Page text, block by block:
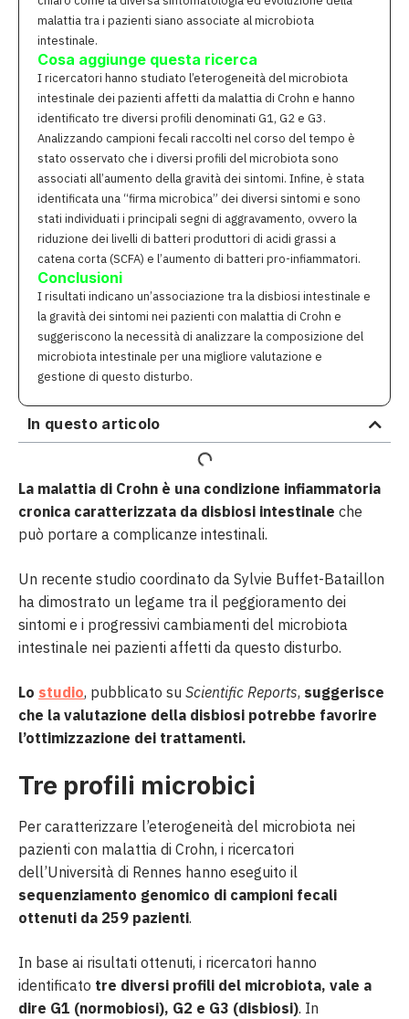
malattia tra i pazienti siano associate al microbiota
intestinale.
Cosa aggiunge questa ricerca
I ricercatori hanno studiato l’eterogeneità del microbiota
intestinale dei pazienti affetti da malattia di Crohn e hanno
identificato tre diversi profili denominati G1, G2 e G3.
Analizzando campioni fecali raccolti nel corso del tempo è
stato osservato che i diversi profili del microbiota sono
associati all’aumento della gravità dei sintomi. Infine, è stata
identificata una “firma microbica” dei diversi sintomi e sono
stati individuati i principali segni di aggravamento, ovvero la
riduzione dei livelli di batteri produttori di acidi grassi a
catena corta (SCFA) e l’aumento di batteri pro-infiammatori.
Conclusioni
I risultati indicano un’associazione tra la disbiosi intestinale e
la gravità dei sintomi nei pazienti con malattia di Crohn e
suggeriscono la necessità di analizzare la composizione del
microbiota intestinale per una migliore valutazione e
gestione di questo disturbo.
In questo articolo
La malattia di Crohn è una condizione infiammatoria
cronica caratterizzata da disbiosi intestinale che
può portare a complicanze intestinali.
Un recente studio coordinato da Sylvie Buffet-Bataillon
ha dimostrato un legame tra il peggioramento dei
sintomi e i progressivi cambiamenti del microbiota
intestinale nei pazienti affetti da questo disturbo.
Lo studio, pubblicato su Scientific Reports, suggerisce
che la valutazione della disbiosi potrebbe favorire
l’ottimizzazione dei trattamenti.
Tre profili microbici
Per caratterizzare l’eterogeneità del microbiota nei
pazienti con malattia di Crohn, i ricercatori
dell’Università di Rennes hanno eseguito il
sequenziamento genomico di campioni fecali
ottenuti da 259 pazienti.
In base ai risultati ottenuti, i ricercatori hanno
identificato tre diversi profili del microbiota, vale a
dire G1 (normobiosi), G2 e G3 (disbiosi). In